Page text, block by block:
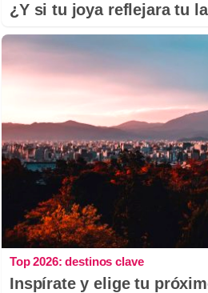
¿Y si tu joya reflejara tu
Top 2026: destinos clave
Inspírate y elige tu